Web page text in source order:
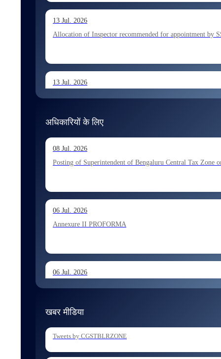
13 Jul. 2026
Allocation of Inspector recommended for appointment by
13 Jul. 2026
13 Jul. 2026
Allocation of Executive Assistant recommended for
10 Jul. 2026
Allocation of Tax Assistant recommended for appointment
अधिकारियों के लिए
08 Jul. 2026
Posting of Superintendent of Bengaluru Central Tax Zone
06 Jul. 2026
Annexure II PROFORMA
06 Jul. 2026
06 Jul. 2026
खबर मीडिया
Tweets by CGSTBLRZONE